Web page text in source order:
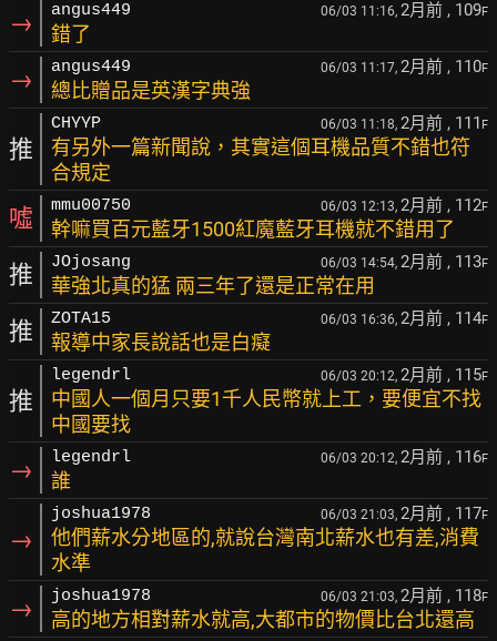
→ angus449 06/03 11:16, 2月前 , 109F
錯了
→ angus449 06/03 11:17, 2月前 , 110F
總比贈品是英漢字典強
推
CHYYP 06/03 11:18, 2月前 , 111 F
有另外一篇新聞說，其實這個耳機品質不錯也符
合規定
噓 mmu00750 06/03 12:13, 2月前 , 112F
幹嘛買百元藍牙1500紅魔藍牙耳機就不錯用了
推 JOjosang 06/03 14:54, 2月前 , 113F
華強北真的猛 兩三年了還是正常在用
推 ZOTA15 06/03 16:36, 2月前 , 114F
報導中家長說話也是白癡
推
legendrl 06/03 20:12, 2月前 , 115F
中國人一個月只要1千人民幣就上工，要便宜不找
中國要找
→ legendrl 06/03 20:12, 2月前 , 116F
誰
→
joshua1978 06/03 21:03, 2月前 , 117F
他們薪水分地區的,就說台灣南北薪水也有差,消費
水準
→ joshua1978 06/03 21:03, 2月前 , 118F
高的地方相對薪水就高,大都市的物價比台北還高